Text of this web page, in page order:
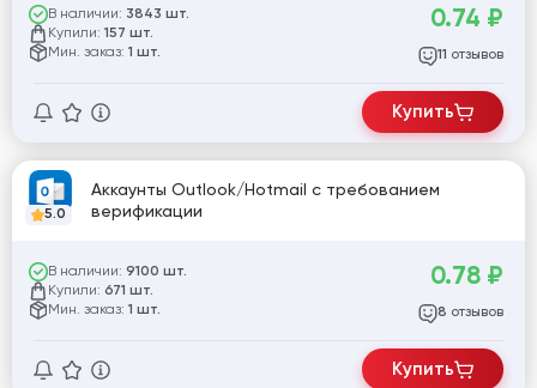
В наличии: 3843 шт.
Купили: 157 шт.
Мин. заказ: 1 шт.
0.74 ₽
11 отзывов
Купить
5.0
Аккаунты Outlook/Hotmail с требованием
верификации
В наличии: 9100 шт.
Купили: 671 шт.
Мин. заказ: 1 шт.
0.78 ₽
8 отзывов
Купить